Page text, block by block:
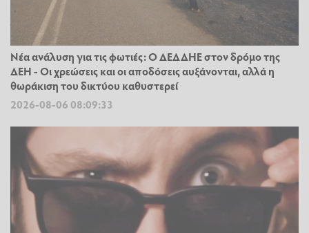
Νέα ανάλυση για τις φωτιές: Ο ΔΕΔΔΗΕ στον δρόμο της
ΔΕΗ - Οι χρεώσεις και οι αποδόσεις αυξάνονται, αλλά η
θωράκιση του δικτύου καθυστερεί
2026-08-06 08:09:33